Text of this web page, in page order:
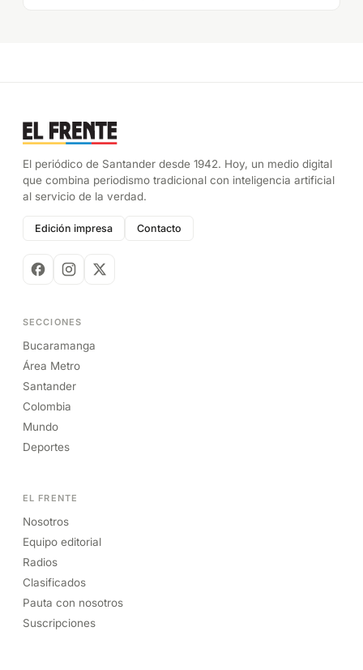
El periódico de Santander desde 1942. Hoy, un medio digital
que combina periodismo tradicional con inteligencia artificial
al servicio de la verdad.
Edición impresa Contacto
SECCIONES
Bucaramanga
Área Metro
Santander
Colombia
Mundo
Deportes
EL FRENTE
Nosotros
Equipo editorial
Radios
Clasificados
Pauta con nosotros
Suscripciones